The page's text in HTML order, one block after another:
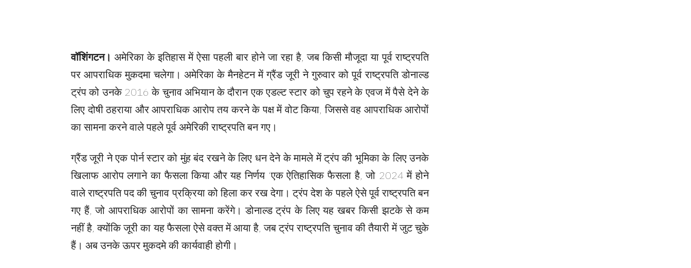
वॉशिंगटन। अमेरिका के इतिहास में ऐसा पहली बार होने जा रहा है, जब किसी मौजूदा या पूर्व राष्ट्रपति
पर आपराधिक मुकदमा चलेगा। अमेरिका के मैनहेटन में ग्रैंड जूरी ने गुरुवार को पूर्व राष्ट्रपति डोनाल्ड
ट्रंप को उनके 2016 के चुनाव अभियान के दौरान एक एडल्ट स्टार को चुप रहने के एवज में पैसे देने के
लिए दोषी ठहराया और आपराधिक आरोप तय करने के पक्ष में वोट किया, जिससे वह आपराधिक आरोपों
का सामना करने वाले पहले पूर्व अमेरिकी राष्ट्रपति बन गए।
ग्रैंड जूरी ने एक पोर्न स्टार को मुंह बंद रखने के लिए धन देने के मामले में ट्रंप की भूमिका के लिए उनके
खिलाफ आरोप लगाने का फैसला किया और यह निर्णय ‘एक ऐतिहासिक फैसला है, जो 2024 में होने
वाले राष्ट्रपति पद की चुनाव प्रक्रिया को हिला कर रख देगा। ट्रंप देश के पहले ऐसे पूर्व राष्ट्रपति बन
गए हैं, जो आपराधिक आरोपों का सामना करेंगे। डोनाल्ड ट्रंप के लिए यह खबर किसी झटके से कम
नहीं है, क्योंकि जूरी का यह फैसला ऐसे वक्त में आया है, जब ट्रंप राष्ट्रपति चुनाव की तैयारी में जुट चुके
हैं। अब उनके ऊपर मुकदमे की कार्यवाही होगी।